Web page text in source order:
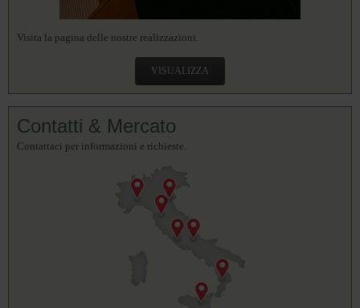
Visita la pagina delle nostre realizzazioni.
VISUALIZZA
Contatti & Mercato
Contattaci per informazioni e richieste.